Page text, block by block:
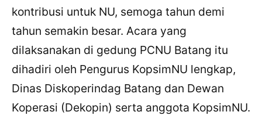
kontribusi untuk NU, semoga tahun demi
tahun semakin besar. Acara yang
dilaksanakan di gedung PCNU Batang itu
dihadiri oleh Pengurus KopsimNU lengkap,
Dinas Diskoperindag Batang dan Dewan
Koperasi (Dekopin) serta anggota KopsimNU.